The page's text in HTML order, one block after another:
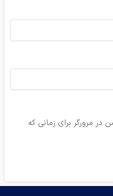
برای زمانی که